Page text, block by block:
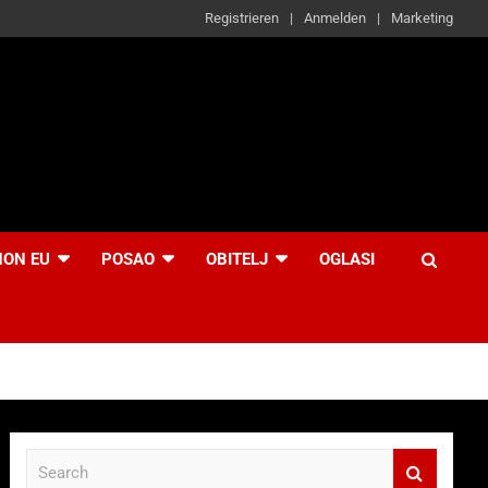
Registrieren Anmelden Marketing
EU POSAO OBITELJ OGLASI